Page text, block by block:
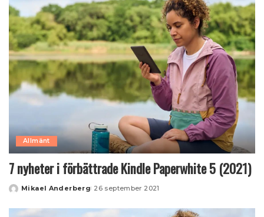
Allmänt
7 nyheter i förbättrade Kindle Paperwhite 5 (2021)
Posted
Mikael Anderberg 26 september 2021